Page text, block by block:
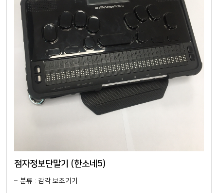
점자정보단말기 (한소네5)
분류 : 감각 보조기기